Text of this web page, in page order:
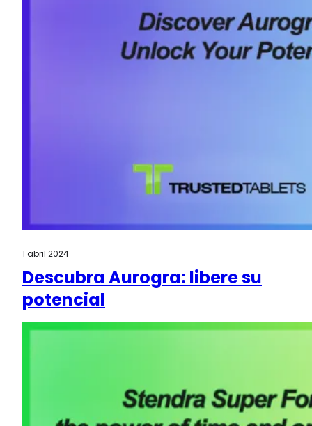
1 abril 2024
Descubra Aurogra: libere su
potencial